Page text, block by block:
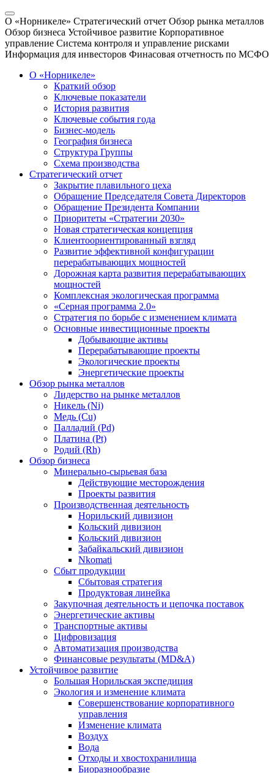
О «Норникеле» Стратегический отчет Обзор рынка металлов
Обзор бизнеса Устойчивое развитие Корпоративное
управление Система контроля и управление рисками
Информация для инвесторов Финасовая отчетность по МСФО
О «Норникеле»
Краткий обзор
Ключевые показатели
История развития
Ключевые события года
Бизнес-модель
География бизнеса
Структура Группы
Схема производства
Стратегический отчет
Закрытие плавильного цеха
Обращение Председателя Совета Директоров
Обращение Президента Компании
Приоритеты «Стратегии 2030»
Новая стратегическая концепция
Клиентоориентированный взгляд
Развитие эффективной конфигурации
перерабатывающих мощностей
Дорожная карта развития перерабатывающих
мощностей
Комплексная экологическая программа
«Серная программа 2.0»
Стратегия по борьбе с изменением климата
Основные инвестиционные проекты
Добывающие активы
Перерабатывающие проекты
Экологические проекты
Энергетические проекты
Обзор рынка металлов
Лидерство на рынке металлов
Никель (Ni)
Медь (Cu)
Палладий (Pd)
Платина (Pt)
Родий (Rh)
Обзор бизнеса
Минерально-сырьевая база
Действующие месторождения
Проекты развития
Производственная деятельность
Норильский дивизион
Кольский дивизион
Кольский дивизион
Забайкальский дивизион
Nkomati
Сбыт продукции
Сбытовая стратегия
Продуктовая линейка
Закупочная деятельность и цепочка поставок
Энергетические активы
Транспортные активы
Цифровизация
Автоматизация производства
Финансовые результаты (MD&A)
Устойчивое развитие
Большая Норильская экспедиция
Экология и изменение климата
Совершенствование корпоративного
управления
Изменение климата
Воздух
Вода
Отходы и хвостохранилища
Биоразнообразие